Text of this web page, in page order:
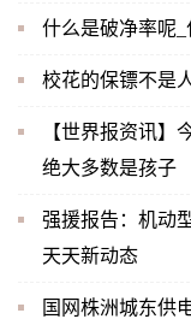
什么是破净率呢
校花的保镖不是
【世界报资讯】
绝大多数是孩子
强援报告：机动
天天新动态
国网株洲城东供